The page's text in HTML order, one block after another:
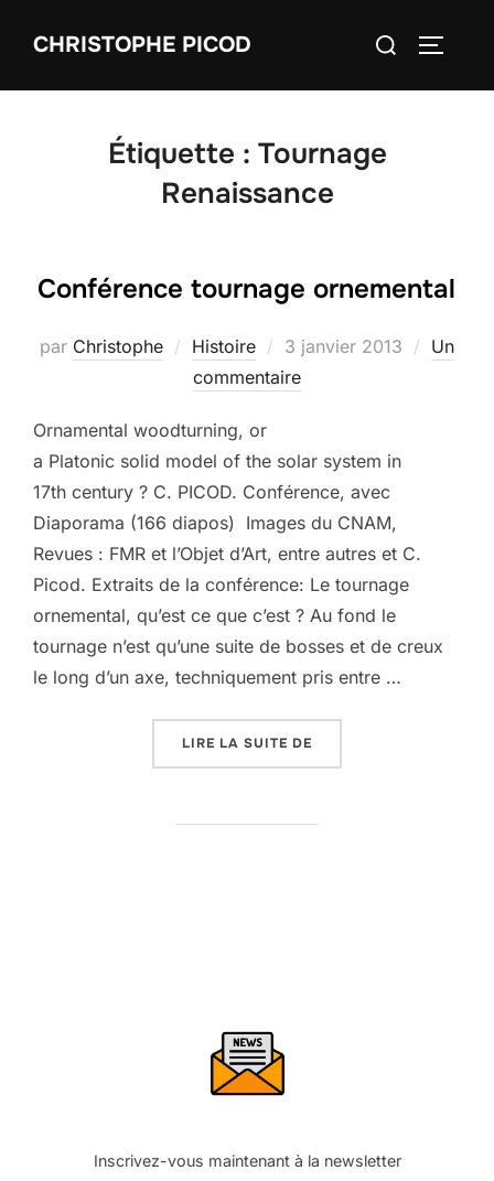
CHRISTOPHE PICOD Rechercher :
Étiquette : Tournage
Renaissance
Conférence tournage ornemental
par Christophe Histoire
Publié
le
3 janvier 2013
Un
commentaire
Ornamental woodturning, or
a Platonic solid model of the solar system in
17th century ? C. PICOD. Conférence, avec
Diaporama (166 diapos) Images du CNAM,
Revues : FMR et l’Objet d’Art, entre autres et C.
Picod. Extraits de la conférence: Le tournage
ornemental, qu’est ce que c’est ? Au fond le
tournage n’est qu’une suite de bosses et de creux
le long d’un axe, techniquement pris entre …
LIRE LA SUITE DE
Inscrivez-vous maintenant à la newsletter